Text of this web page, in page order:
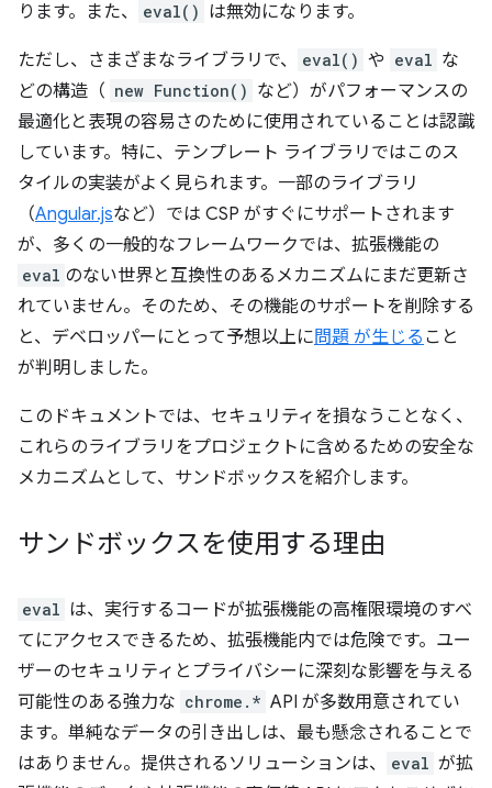
ります。また、
eval() は無効になります。
ただし、さまざまなライブラリで、 eval() や eval な
どの構造（ new Function() など）がパフォーマンスの
最適化と表現の容易さのために使用されていることは認識
しています。特に、テンプレート ライブラリではこのス
タイルの実装がよく見られます。一部のライブラリ
（Angular.jsなど）では CSP がすぐにサポートされます
が、多くの一般的なフレームワークでは、拡張機能の
eval のない世界と互換性のあるメカニズムにまだ更新さ
れていません。そのため、その機能のサポートを削除する
と、デベロッパーにとって予想以上に問題 が生じる こと
が判明しました。
このドキュメントでは、セキュリティを損なうことなく、
これらのライブラリをプロジェクトに含めるための安全な
メカニズムとして、サンドボックスを紹介します。
サンドボックスを使用する理由
eval は、実行するコードが拡張機能の高権限環境のすべ
てにアクセスできるため、拡張機能内では危険です。ユー
ザーのセキュリティとプライバシーに深刻な影響を与える
可能性のある強力な chrome.* API が多数用意されてい
ます。単純なデータの引き出しは、最も懸念されることで
はありません。提供されるソリューションは、
eval が拡